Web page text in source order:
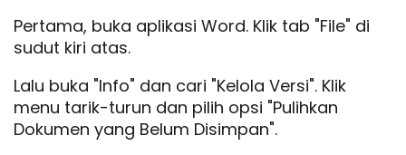
Pertama, buka aplikasi Word. Klik tab "File" di
sudut kiri atas.
Lalu buka "Info" dan cari "Kelola Versi". Klik
menu tarik-turun dan pilih opsi "Pulihkan
Dokumen yang Belum Disimpan".